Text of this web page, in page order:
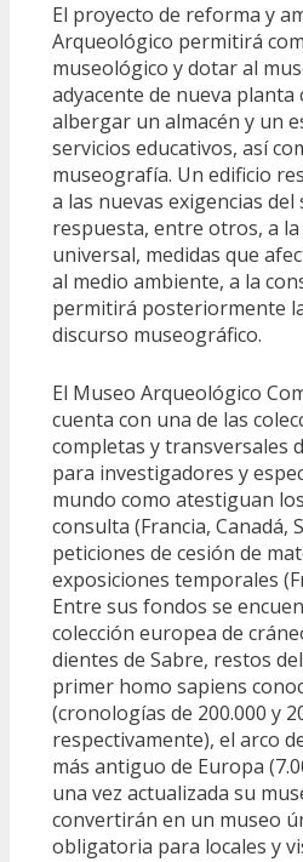
El proyecto de reforma y
Arqueológico permitirá
museológico y dotar al
adyacente de nueva
albergar un almacén y un
servicios educativos, así
museografía. Un edificio
a las nuevas exigencias del
respuesta, entre otros, a la
universal, medidas que
al medio ambiente, a la
permitirá posteriormente
discurso museográfico.
El Museo Arqueológico
cuenta con una de las
completas y transversales
para investigadores y
mundo como atestiguan
consulta (Francia, Canadá,
peticiones de cesión de
exposiciones temporales
Entre sus fondos se
colección europea de
dientes de Sabre, restos
primer homo sapiens
(cronologías de 200.000 y
respectivamente), el arco
más antiguo de Europa
una vez actualizada su
convertirán en un museo
obligatoria para locales y